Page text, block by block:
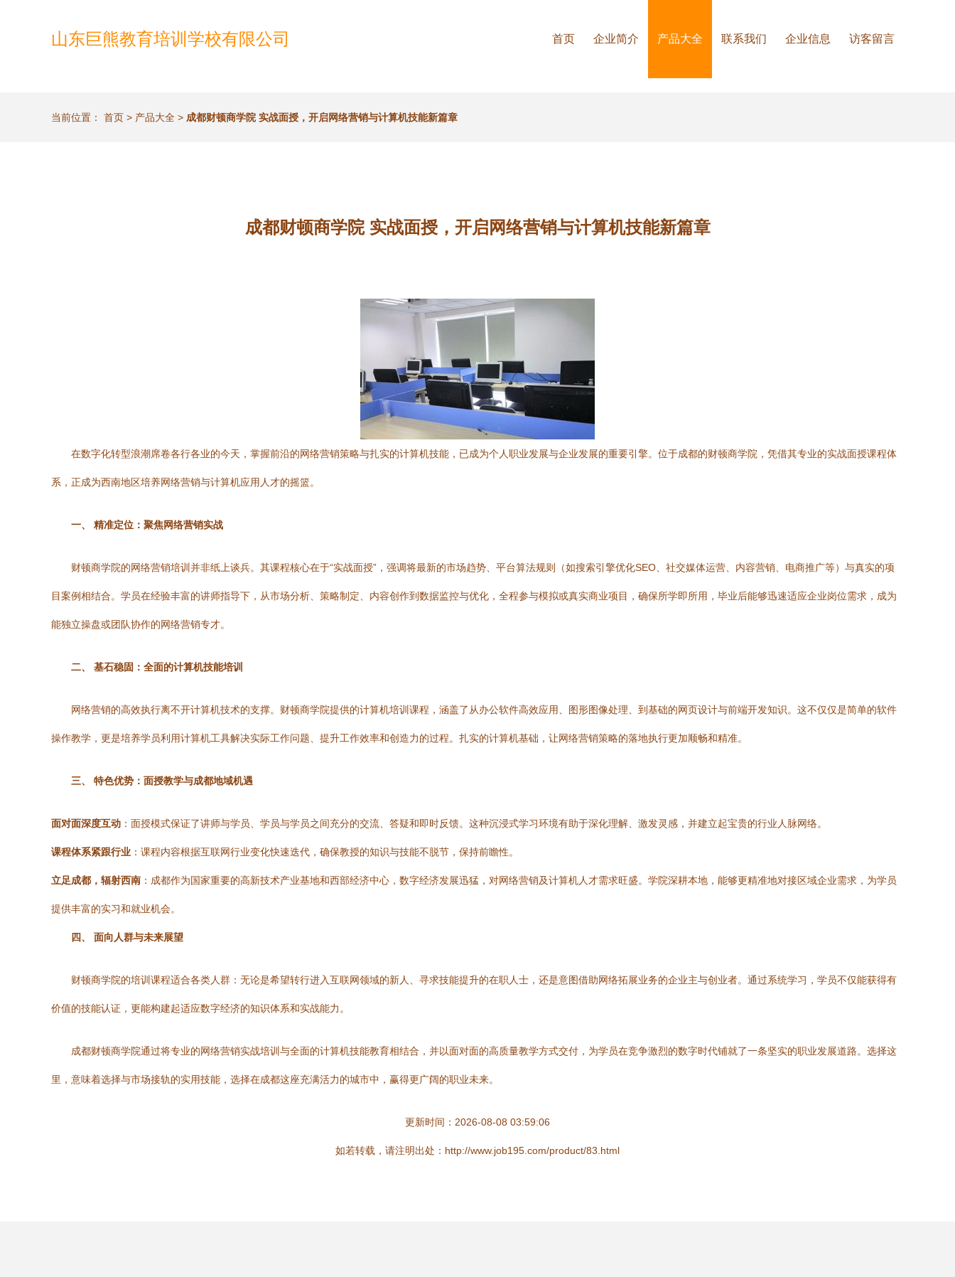
山东巨熊教育培训学校有限公司 首页 企业简介 产品大全 联系我们 企业信息 访客留言
当前位置： 首页 > 产品大全 > 成都财顿商学院 实战面授，开启网络营销与计算机技能新篇章
成都财顿商学院 实战面授，开启网络营销与计算机技能新篇章
在数字化转型浪潮席卷各行各业的今天，掌握前沿的网络营销策略与扎实的计算机技能，已成为个人职业发展与企业发展的重要引擎。位于成都的财顿商学院，凭借其专业的实战面授课程体
系，正成为西南地区培养网络营销与计算机应用人才的摇篮。
一、 精准定位：聚焦网络营销实战
财顿商学院的网络营销培训并非纸上谈兵。其课程核心在于“实战面授”，强调将最新的市场趋势、平台算法规则（如搜索引擎优化SEO、社交媒体运营、内容营销、电商推广等）与真实的项
目案例相结合。学员在经验丰富的讲师指导下，从市场分析、策略制定、内容创作到数据监控与优化，全程参与模拟或真实商业项目，确保所学即所用，毕业后能够迅速适应企业岗位需求，成为
能独立操盘或团队协作的网络营销专才。
二、 基石稳固：全面的计算机技能培训
网络营销的高效执行离不开计算机技术的支撑。财顿商学院提供的计算机培训课程，涵盖了从办公软件高效应用、图形图像处理、到基础的网页设计与前端开发知识。这不仅仅是简单的软件
操作教学，更是培养学员利用计算机工具解决实际工作问题、提升工作效率和创造力的过程。扎实的计算机基础，让网络营销策略的落地执行更加顺畅和精准。
三、 特色优势：面授教学与成都地域机遇
面对面深度互动 ：面授模式保证了讲师与学员、学员与学员之间充分的交流、答疑和即时反馈。这种沉浸式学习环境有助于深化理解、激发灵感，并建立起宝贵的行业人脉网络。
课程体系紧跟行业 ：课程内容根据互联网行业变化快速迭代，确保教授的知识与技能不脱节，保持前瞻性。
立足成都，辐射西南 ：成都作为国家重要的高新技术产业基地和西部经济中心，数字经济发展迅猛，对网络营销及计算机人才需求旺盛。学院深耕本地，能够更精准地对接区域企业需求，为学员
提供丰富的实习和就业机会。
四、 面向人群与未来展望
财顿商学院的培训课程适合各类人群：无论是希望转行进入互联网领域的新人、寻求技能提升的在职人士，还是意图借助网络拓展业务的企业主与创业者。通过系统学习，学员不仅能获得有
价值的技能认证，更能构建起适应数字经济的知识体系和实战能力。
成都财顿商学院通过将专业的网络营销实战培训与全面的计算机技能教育相结合，并以面对面的高质量教学方式交付，为学员在竞争激烈的数字时代铺就了一条坚实的职业发展道路。选择这
里，意味着选择与市场接轨的实用技能，选择在成都这座充满活力的城市中，赢得更广阔的职业未来。
更新时间：2026-08-08 03:59:06
如若转载，请注明出处：http://www.job195.com/product/83.html